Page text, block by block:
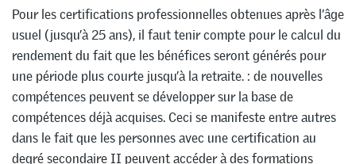
Pour les certifications professionnelles obtenues après l’âge
usuel (jusqu’à 25 ans), il faut tenir compte pour le calcul du
rendement du fait que les bénéfices seront générés pour
une période plus courte jusqu’à la retraite. : de nouvelles
compétences peuvent se développer sur la base de
compétences déjà acquises. Ceci se manifeste entre autres
dans le fait que les personnes avec une certification au
degré secondaire II peuvent accéder à des formations